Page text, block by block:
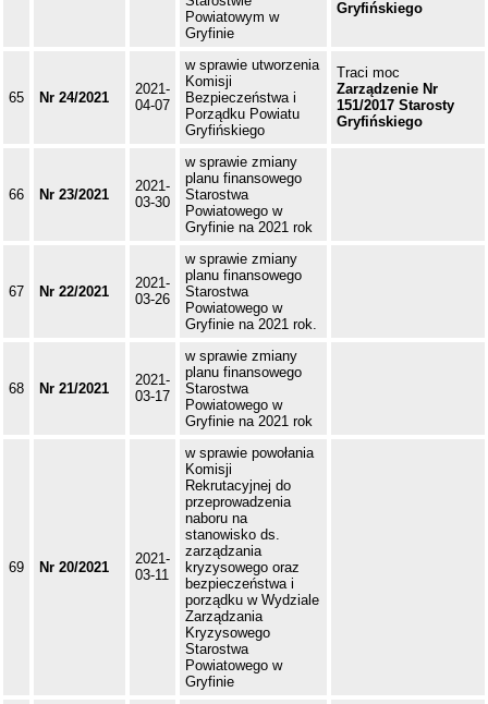
Powiatowym w
Gryfinie
Gryfińskiego
65 Nr 24/2021
2021-
04-07
w sprawie utworzenia
Komisji
Bezpieczeństwa i
Porządku Powiatu
Gryfińskiego
Traci moc
Zarządzenie Nr
151/2017 Starosty
Gryfińskiego
66 Nr 23/2021
2021-
03-30
w sprawie zmiany
planu finansowego
Starostwa
Powiatowego w
Gryfinie na 2021 rok
67 Nr 22/2021
2021-
03-26
w sprawie zmiany
planu finansowego
Starostwa
Powiatowego w
Gryfinie na 2021 rok.
68 Nr 21/2021
2021-
03-17
w sprawie zmiany
planu finansowego
Starostwa
Powiatowego w
Gryfinie na 2021 rok
69 Nr 20/2021
2021-
03-11
w sprawie powołania
Komisji
Rekrutacyjnej do
przeprowadzenia
naboru na
stanowisko ds.
zarządzania
kryzysowego oraz
bezpieczeństwa i
porządku w Wydziale
Zarządzania
Kryzysowego
Starostwa
Powiatowego w
Gryfinie